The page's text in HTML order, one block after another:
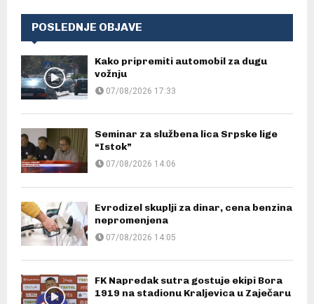
POSLEDNJE OBJAVE
Kako pripremiti automobil za dugu
vožnju
07/08/2026 17:33
Seminar za službena lica Srpske lige
“Istok”
07/08/2026 14:06
Evrodizel skuplji za dinar, cena benzina
nepromenjena
07/08/2026 14:05
FK Napredak sutra gostuje ekipi Bora
1919 na stadionu Kraljevica u Zaječaru